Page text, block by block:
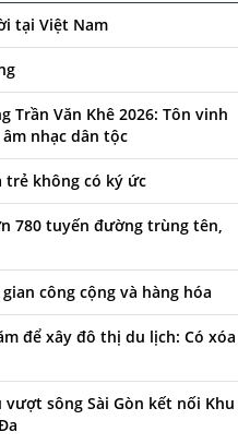
tại Việt Nam
Trần Văn Khê 2026: Tôn vinh
nhạc dân tộc
trẻ không có ký ức
780 tuyến đường trùng tên,
công cộng và hàng hóa
để xây đô thị du lịch: Có xóa
sông Sài Gòn kết nối Khu